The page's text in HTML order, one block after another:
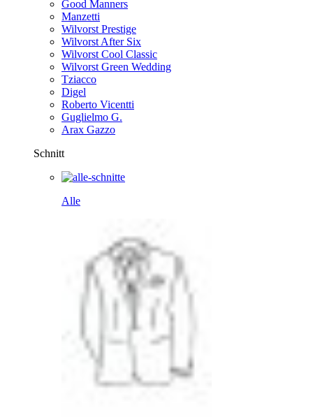
Good Manners
Manzetti
Wilvorst Prestige
Wilvorst After Six
Wilvorst Cool Classic
Wilvorst Green Wedding
Tziacco
Digel
Roberto Vicentti
Guglielmo G.
Arax Gazzo
Schnitt
Alle